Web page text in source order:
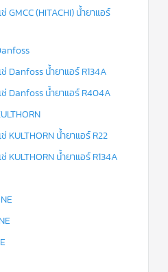
GMCC (HITACHI) น้ำยาแอร์
Danfoss น้ำยาแอร์ R134A
Danfoss น้ำยาแอร์ R404A
KULTHORN น้ำยาแอร์ R22
KULTHORN น้ำยาแอร์ R134A